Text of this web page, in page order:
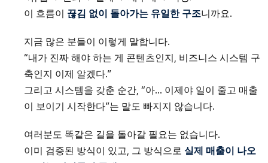
이 흐름이 끊김 없이 돌아가는 유일한 구조니까요.
지금 많은 분들이 이렇게 말합니다.
“내가 진짜 해야 하는 게 콘텐츠인지, 비즈니스 시스템 구
축인지 이제 알겠다.”
그리고 시스템을 갖춘 순간, “아… 이제야 일이 줄고 매출
이 보이기 시작한다”는 말도 빠지지 않습니다.
여러분도 똑같은 길을 돌아갈 필요는 없습니다.
이미 검증된 방식이 있고, 그 방식으로 실제 매출이 나오